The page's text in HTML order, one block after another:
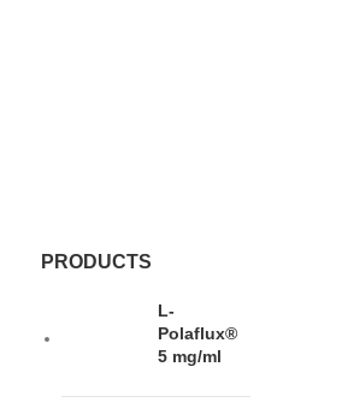
PRODUCTS
L-
Polaflux®
5 mg/ml